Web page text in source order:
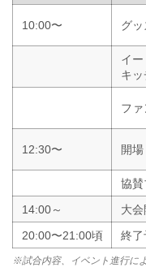
10:00〜 グ
イ
キ
フ
12:30〜 開場
協賛
14:00～
大
20:00〜21:00頃
終了
※試合内容、イベント進行に